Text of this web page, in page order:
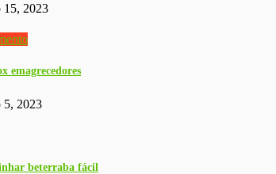
15, 2023
emagrecedores
5, 2023
beterraba fácil